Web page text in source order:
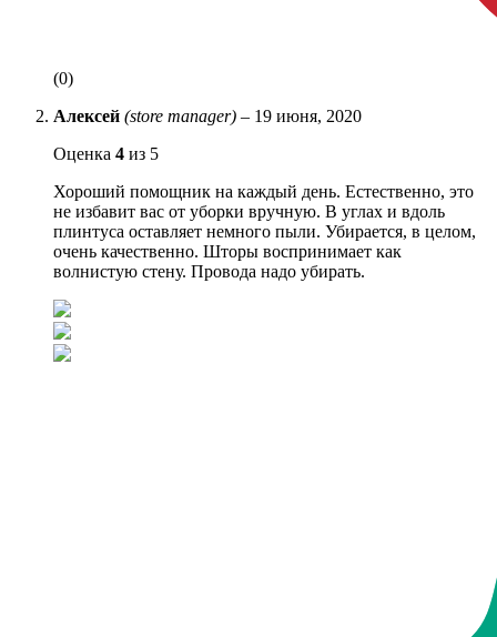
(0)
Алексей (store manager) – 19 июня, 2020
Оценка 4 из 5
Хороший помощник на каждый день. Естественно, это
не избавит вас от уборки вручную. В углах и вдоль
плинтуса оставляет немного пыли. Убирается, в целом,
очень качественно. Шторы воспринимает как
волнистую стену. Провода надо убирать.